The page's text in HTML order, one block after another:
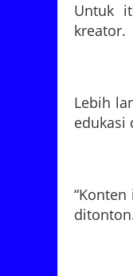
Untuk
kreator.
Lebih
edukasi